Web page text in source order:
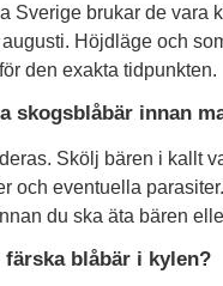
Sverige brukar de vara
Höjdläge och
den exakta tidpunkten.
skogsblåbär innan
Skölj bären i kallt
och eventuella
du ska äta bären
färska blåbär i kylen?